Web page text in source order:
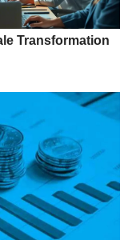
Transformation